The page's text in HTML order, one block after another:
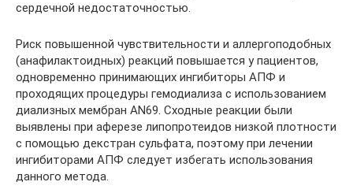
сердечной недостаточностью.
Риск повышенной чувствительности и аллергоподобных
(анафилактоидных) реакций повышается у пациентов,
одновременно принимающих ингибиторы АПФ и
проходящих процедуры гемодиализа с использованием
диализных мембран AN69. Сходные реакции были
выявлены при аферезе липопротеидов низкой плотности
с помощью декстран сульфата, поэтому при лечении
ингибиторами АПФ следует избегать использования
данного метода.